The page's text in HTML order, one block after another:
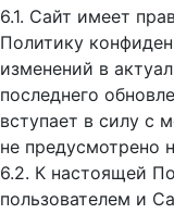
6.1. Сайт имеет
Политику
изменений в
последнего
вступает в силу с
не предусмотрено
6.2. К настоящей
пользователем и